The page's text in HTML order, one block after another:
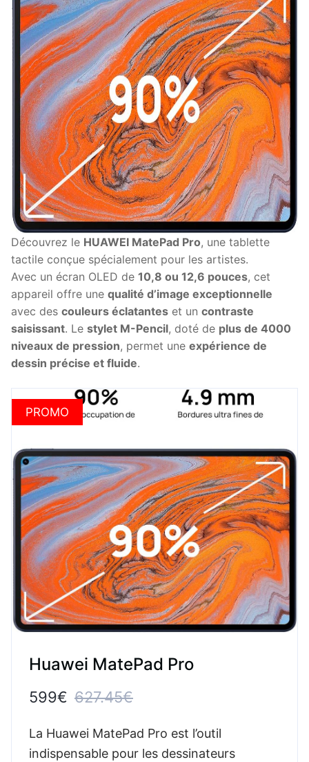
Découvrez le HUAWEI MatePad Pro, une tablette
tactile conçue spécialement pour les artistes.
Avec un écran OLED de 10,8 ou 12,6 pouces, cet
appareil offre une qualité d’image exceptionnelle
avec des couleurs éclatantes et un contraste
saisissant. Le stylet M-Pencil, doté de plus de 4000
niveaux de pression, permet une expérience de
dessin précise et fluide.
PROMO
Huawei MatePad Pro
599€ 627.45€
La Huawei MatePad Pro est l’outil
indispensable pour les dessinateurs